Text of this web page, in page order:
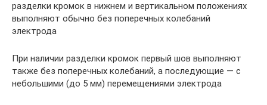
разделки кромок в нижнем и вертикальном положениях
выполняют обычно без поперечных колебаний
электрода
При наличии разделки кромок первый шов выполняют
также без поперечных колебаний, а последующие — с
небольшими (до 5 мм) перемещениями электрода